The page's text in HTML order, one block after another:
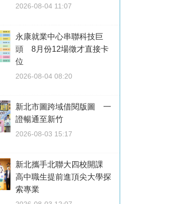
2026-08-04 11:07
永康就業中心串聯科技巨
頭 8月份12場徵才直接卡
位
2026-08-04 08:20
新北市圖跨域借閱版圖 一
證暢通至新竹
2026-08-03 15:17
新北攜手北聯大四校開課
高中職生提前進頂尖大學探
索專業